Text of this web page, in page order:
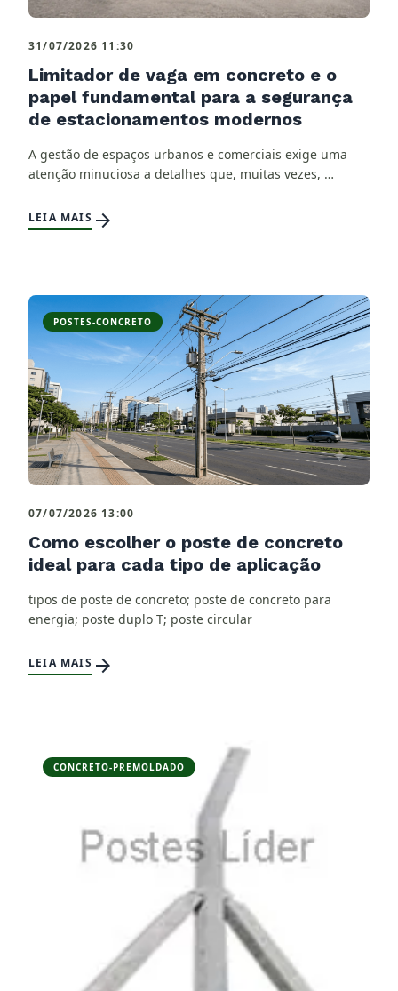
31/07/2026 11:30
Limitador de vaga em concreto e o
papel fundamental para a segurança
de estacionamentos modernos
A gestão de espaços urbanos e comerciais exige uma
atenção minuciosa a detalhes que, muitas vezes, …
LEIA MAIS arrow_forward
POSTES-CONCRETO
07/07/2026 13:00
Como escolher o poste de concreto
ideal para cada tipo de aplicação
tipos de poste de concreto; poste de concreto para
energia; poste duplo T; poste circular
LEIA MAIS arrow_forward
CONCRETO-PREMOLDADO